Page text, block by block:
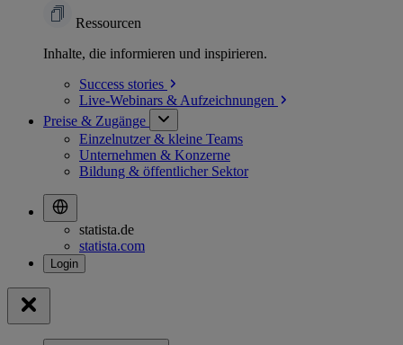
Ressourcen
Inhalte, die informieren und inspirieren.
Success stories
Live-Webinars & Aufzeichnungen
Preise & Zugänge
Einzelnutzer & kleine Teams
Unternehmen & Konzerne
Bildung & öffentlicher Sektor
statista.de
statista.com